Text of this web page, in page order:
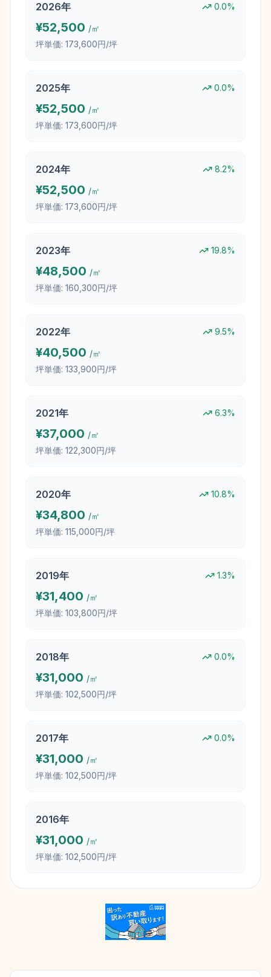
2026年 0.0%
¥52,500 /㎡
坪単価: 173,600円/坪
2025年 0.0%
¥52,500 /㎡
坪単価: 173,600円/坪
2024年 8.2%
¥52,500 /㎡
坪単価: 173,600円/坪
2023年 19.8%
¥48,500 /㎡
坪単価: 160,300円/坪
2022年 9.5%
¥40,500 /㎡
坪単価: 133,900円/坪
2021年 6.3%
¥37,000 /㎡
坪単価: 122,300円/坪
2020年 10.8%
¥34,800 /㎡
坪単価: 115,000円/坪
2019年 1.3%
¥31,400 /㎡
坪単価: 103,800円/坪
2018年 0.0%
¥31,000 /㎡
坪単価: 102,500円/坪
2017年 0.0%
¥31,000 /㎡
坪単価: 102,500円/坪
2016年
¥31,000 /㎡
坪単価: 102,500円/坪